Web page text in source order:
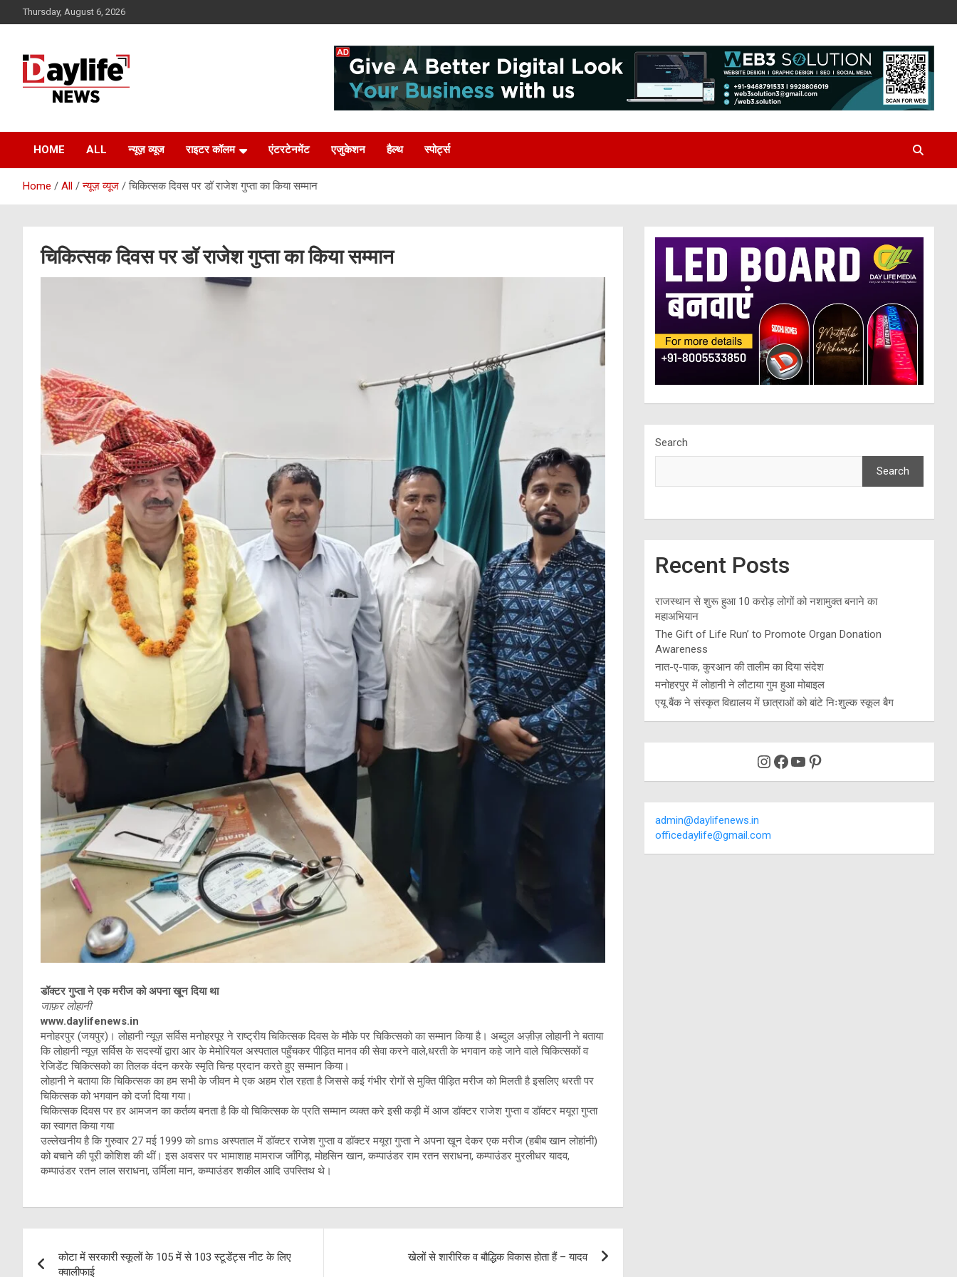
to
Thursday, August 6, 2026
HOME ALL न्यूज़ व्यूज राइटर कॉलम एंटरटेनमेंट एजुकेशन हैल्थ स्पोर्ट्स
Home All न्यूज़ व्यूज चिकित्सक दिवस पर डॉ राजेश गुप्ता का किया सम्मान
चिकित्सक दिवस पर डॉ राजेश गुप्ता का किया सम्मान
डॉक्टर गुप्ता ने एक मरीज को अपना खून दिया था
जाफ़र लोहानी
www.daylifenews.in
मनोहरपुर (जयपुर)। लोहानी न्यूज़ सर्विस मनोहरपूर ने राष्ट्रीय चिकित्सक दिवस के मौके पर चिकित्सको का सम्मान किया है। अब्दुल अज़ीज़ लोहानी ने बताया
कि लोहानी न्यूज़ सर्विस के सदस्यों द्वारा आर के मेमोरियल अस्पताल पहुँचकर पीड़ित मानव की सेवा करने वाले,धरती के भगवान कहे जाने वाले चिकित्सकों व
रेजिडेंट चिकित्सको का तिलक वंदन करके स्मृति चिन्ह प्रदान करते हुए सम्मान किया।
लोहानी ने बताया कि चिकित्सक का हम सभी के जीवन मे एक अहम रोल रहता है जिससे कई गंभीर रोगों से मुक्ति पीड़ित मरीज को मिलती है इसलिए धरती पर
चिकित्सक को भगवान को दर्जा दिया गया।
चिकित्सक दिवस पर हर आमजन का कर्तव्य बनता है कि वो चिकित्सक के प्रति सम्मान व्यक्त करे इसी कड़ी में आज डॉक्टर राजेश गुप्ता व डॉक्टर मयूरा गुप्ता
का स्वागत किया गया
उल्लेखनीय है कि गुरुवार 27 मई 1999 को sms अस्पताल में डॉक्टर राजेश गुप्ता व डॉक्टर मयूरा गुप्ता ने अपना खून देकर एक मरीज (हबीब खान लोहांनी)
को बचाने की पूरी कोशिश की थीं। इस अवसर पर भामाशाह मामराज जाँगिड़, मोहसिन खान, कम्पाउंडर राम रतन सराधना, कम्पाउंडर मुरलीधर यादव,
कम्पाउंडर रतन लाल सराधना, उर्मिला मान, कम्पाउंडर शकील आदि उपस्तिथ थे।
navigation
कोटा में सरकारी स्कूलों के 105 में से 103 स्टूडेंट्स नीट के लिए
क्वालीफाई
खेलों से शारीरिक व बौद्धिक विकास होता हैं – यादव
Search
Search
Recent Posts
राजस्थान से शुरू हुआ 10 करोड़ लोगों को नशामुक्त बनाने का
महाअभियान
The Gift of Life Run’ to Promote Organ Donation
Awareness
नात-ए-पाक, कुरआन की तालीम का दिया संदेश
मनोहरपुर में लोहानी ने लौटाया गुम हुआ मोबाइल
एयू बैंक ने संस्कृत विद्यालय में छात्राओं को बांटे निःशुल्क स्कूल बैग
Instagram
Facebook
YouTube
Pinterest
admin@daylifenews.in
officedaylife@gmail.com